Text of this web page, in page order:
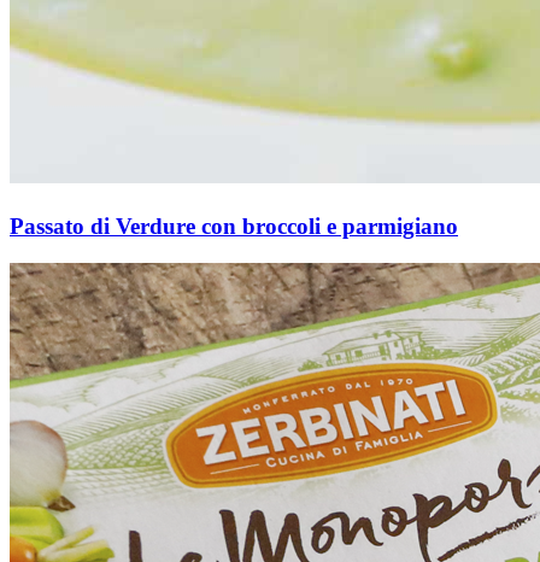
Passato di Verdure con broccoli e parmigiano